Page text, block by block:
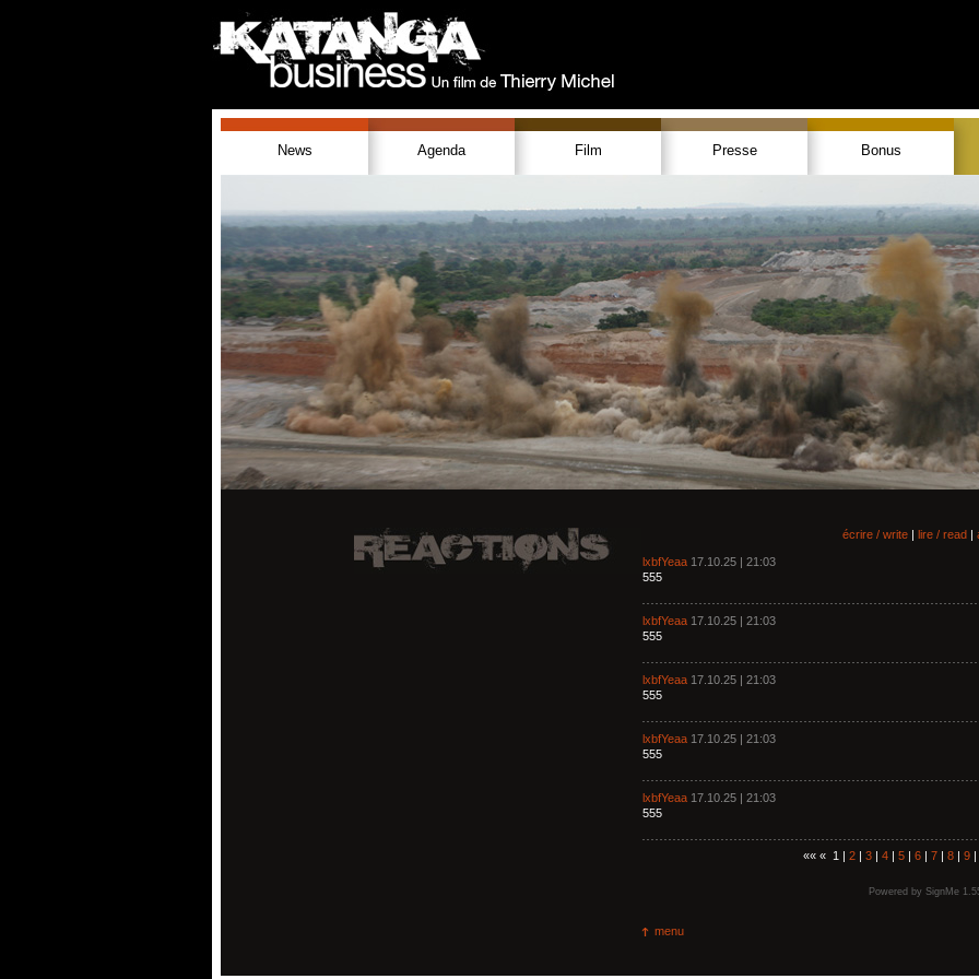
News Agenda Film Presse Bonus
écrire / write | lire / read |
lxbfYeaa 17.10.25 | 21:03
555
lxbfYeaa 17.10.25 | 21:03
555
lxbfYeaa 17.10.25 | 21:03
555
lxbfYeaa 17.10.25 | 21:03
555
lxbfYeaa 17.10.25 | 21:03
555
«« « 1 | 2| 3| 4| 5| 6| 7| 8| 9|
Powered by SignMe
menu